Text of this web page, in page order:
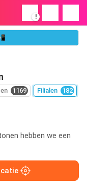
!
1169 Filialen 182
hebben we een